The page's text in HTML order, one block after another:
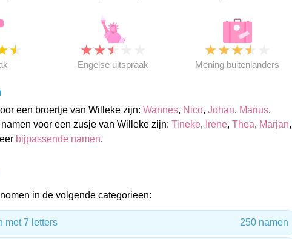
★ ★★★
Engelse uitspraak
★★★★
Mening buitenlanders
een broertje van Willeke zijn: Wannes, Nico, Johan, Marius,
voor een zusje van Willeke zijn: Tineke, Irene, Thea, Marjan,
bijpassende namen.
in de volgende categorieen:
met 7 letters 250 namen